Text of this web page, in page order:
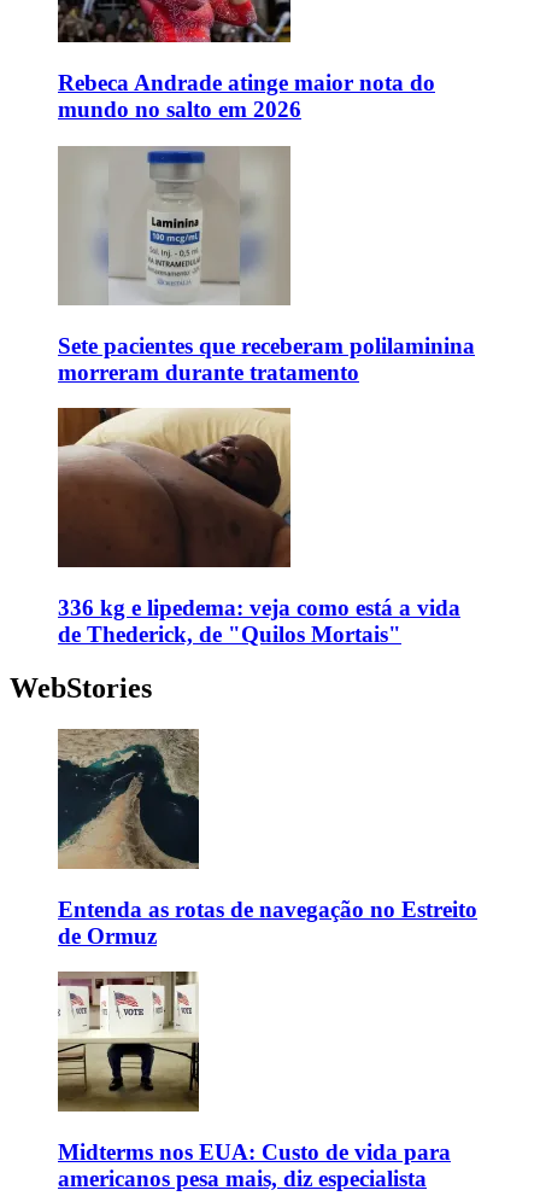
Rebeca Andrade atinge maior nota do
mundo no salto em 2026
Sete pacientes que receberam polilaminina
morreram durante tratamento
336 kg e lipedema: veja como está a vida
de Thederick, de "Quilos Mortais"
WebStories
Entenda as rotas de navegação no Estreito
de Ormuz
Midterms nos EUA: Custo de vida para
americanos pesa mais, diz especialista